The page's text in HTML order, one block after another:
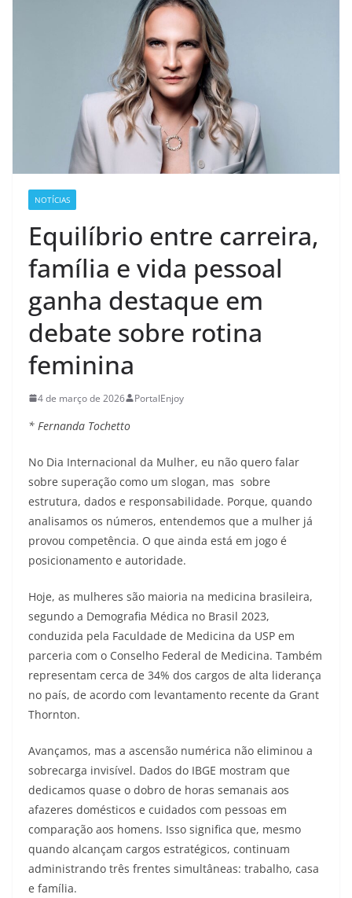
NOTÍCIAS
Equilíbrio entre carreira,
família e vida pessoal
ganha destaque em
debate sobre rotina
feminina
4 de março de 2026 PortalEnjoy
* Fernanda Tochetto
No Dia Internacional da Mulher, eu não quero falar
sobre superação como um slogan, mas sobre
estrutura, dados e responsabilidade. Porque, quando
analisamos os números, entendemos que a mulher já
provou competência. O que ainda está em jogo é
posicionamento e autoridade.
Hoje, as mulheres são maioria na medicina brasileira,
segundo a Demografia Médica no Brasil 2023,
conduzida pela Faculdade de Medicina da USP em
parceria com o Conselho Federal de Medicina. Também
representam cerca de 34% dos cargos de alta liderança
no país, de acordo com levantamento recente da Grant
Thornton.
Avançamos, mas a ascensão numérica não eliminou a
sobrecarga invisível. Dados do IBGE mostram que
dedicamos quase o dobro de horas semanais aos
afazeres domésticos e cuidados com pessoas em
comparação aos homens. Isso significa que, mesmo
quando alcançam cargos estratégicos, continuam
administrando três frentes simultâneas: trabalho, casa
e família.